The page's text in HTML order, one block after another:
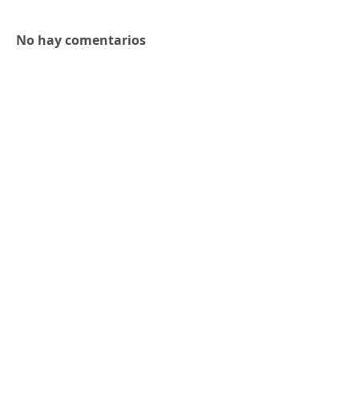
No hay comentarios